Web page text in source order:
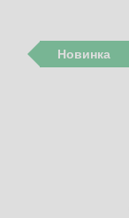
Новинка